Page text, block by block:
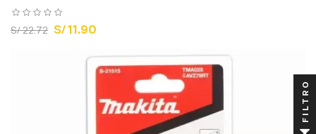
S/ 22.72 S/ 11.90
FILTRO